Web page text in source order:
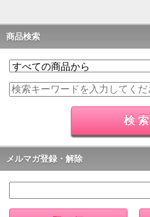
商品検索
メルマガ登録・解除